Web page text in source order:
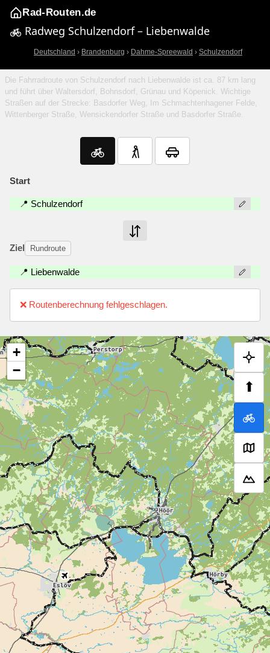
Rad-Routen.de
Radweg Schulzendorf – Liebenwalde
Deutschland › Brandenburg › Dahme-Spreewald › Schulzendorf
Die Fahrradroute von Schulzendorf nach Liebenwalde ist ca. 87 km lang
und führt über Waltersdorf, Bohnsdorf, Grünau und Köpenick. Wichtige
Straßen auf der Strecke: Basdorfer Weg, Im Schmachtenhagener Felde,
Wittenberger Straße, Wensickendorfer Straße und Basdorfer Straße.
Start
📍 Schulzendorf
Ziel Rundroute
📍 Liebenwalde
❌ Routenberechnung fehlgeschlagen.
⬆
+
−